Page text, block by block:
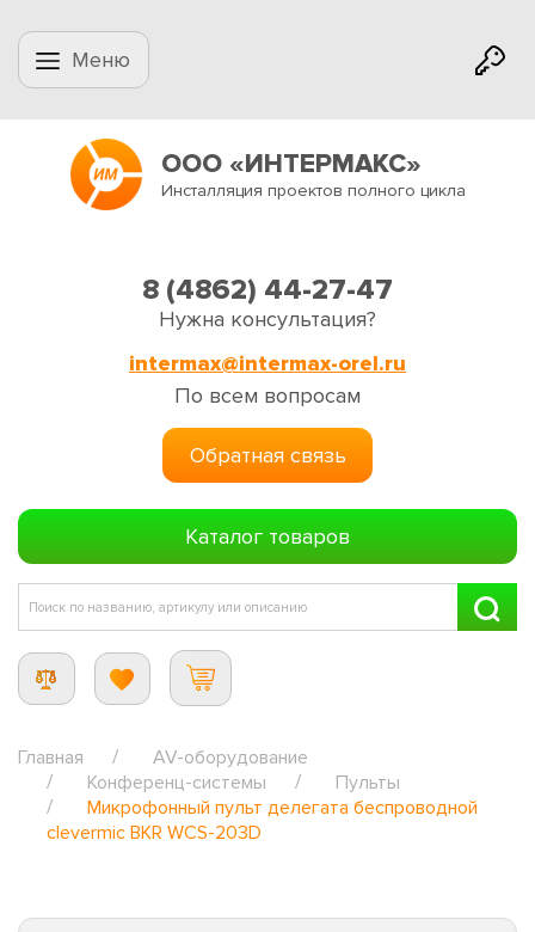
Меню
ООО «ИНТЕРМАКС»
Инсталляция проектов полного цикла
8 (4862) 44-27-47
Нужна консультация?
intermax@intermax-orel.ru
По всем вопросам
Обратная связь
Каталог товаров
Главная
AV-оборудование
Конференц-системы
Пульты
Микрофонный пульт делегата беспроводной
clevermic BKR WCS-203D